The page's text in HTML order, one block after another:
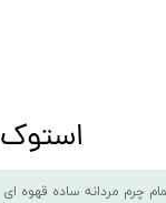
استوک
چرم مردانه ساده قهوه ای